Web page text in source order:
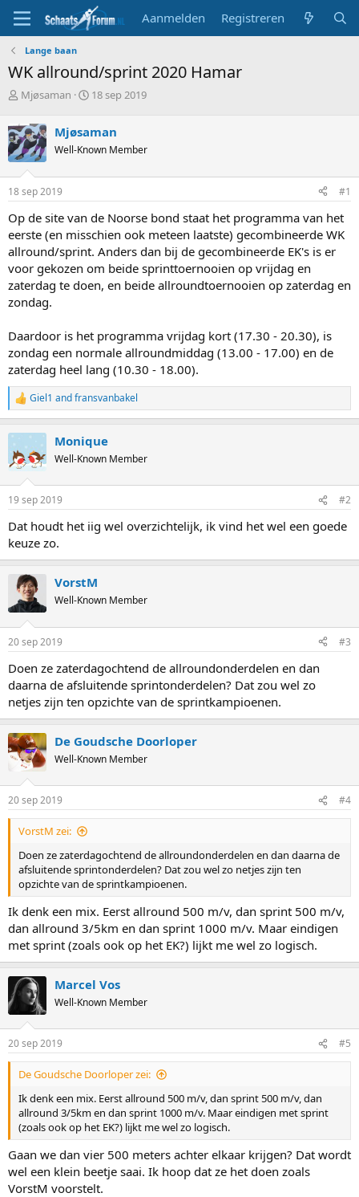
Aanmelden Registreren
Lange baan
WK allround/sprint 2020 Hamar
T
p
i
c
s
t
a
t
e
r
Mjøsaman
S
r
t
a
m
18 sep 2019
Mjøsaman
Well-Known Member
18 sep 2019 #1
Op de site van de Noorse bond staat het programma van het
eerste (en misschien ook meteen laatste) gecombineerde WK
allround/sprint. Anders dan bij de gecombineerde EK's is er
voor gekozen om beide sprinttoernooien op vrijdag en
zaterdag te doen, en beide allroundtoernooien op zaterdag en
zondag.
Daardoor is het programma vrijdag kort (17.30 - 20.30), is
zondag een normale allroundmiddag (13.00 - 17.00) en de
zaterdag heel lang (10.30 - 18.00).
R
e
c
t
i
s
Giel1 andfransvanbakel
Monique
Well-Known Member
19 sep 2019 #2
Dat houdt het iig wel overzichtelijk, ik vind het wel een goede
keuze zo.
VorstM
Well-Known Member
20 sep 2019 #3
Doen ze zaterdagochtend de allroundonderdelen en dan
daarna de afsluitende sprintonderdelen? Dat zou wel zo
netjes zijn ten opzichte van de sprintkampioenen.
De Goudsche Doorloper
Well-Known Member
20 sep 2019 #4
VorstM zei:
Doen ze zaterdagochtend de allroundonderdelen en dan daarna de
afsluitende sprintonderdelen? Dat zou wel zo netjes zijn ten
opzichte van de sprintkampioenen.
Ik denk een mix. Eerst allround 500 m/v, dan sprint 500 m/v,
dan allround 3/5km en dan sprint 1000 m/v. Maar eindigen
met sprint (zoals ook op het EK?) lijkt me wel zo logisch.
Marcel Vos
Well-Known Member
20 sep 2019 #5
De Goudsche Doorloper zei:
Ik denk een mix. Eerst allround 500 m/v, dan sprint 500 m/v, dan
allround 3/5km en dan sprint 1000 m/v. Maar eindigen met sprint
(zoals ook op het EK?) lijkt me wel zo logisch.
Gaan we dan vier 500 meters achter elkaar krijgen? Dat wordt
wel een klein beetje saai. Ik hoop dat ze het doen zoals
VorstM voorstelt.